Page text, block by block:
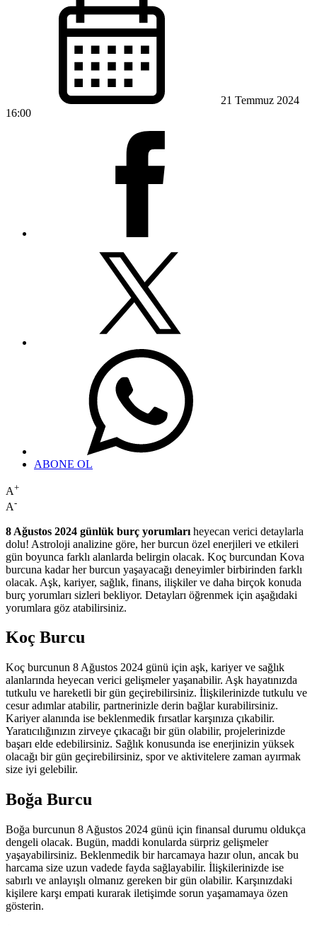
21 Temmuz 2024
16:00
ABONE OL
A+
A-
8 Ağustos 2024 günlük burç yorumları heyecan verici detaylarla
dolu! Astroloji analizine göre, her burcun özel enerjileri ve etkileri
gün boyunca farklı alanlarda belirgin olacak. Koç burcundan Kova
burcuna kadar her burcun yaşayacağı deneyimler birbirinden farklı
olacak. Aşk, kariyer, sağlık, finans, ilişkiler ve daha birçok konuda
burç yorumları sizleri bekliyor. Detayları öğrenmek için aşağıdaki
yorumlara göz atabilirsiniz.
Koç Burcu
Koç burcunun 8 Ağustos 2024 günü için aşk, kariyer ve sağlık
alanlarında heyecan verici gelişmeler yaşanabilir. Aşk hayatınızda
tutkulu ve hareketli bir gün geçirebilirsiniz. İlişkilerinizde tutkulu ve
cesur adımlar atabilir, partnerinizle derin bağlar kurabilirsiniz.
Kariyer alanında ise beklenmedik fırsatlar karşınıza çıkabilir.
Yaratıcılığınızın zirveye çıkacağı bir gün olabilir, projelerinizde
başarı elde edebilirsiniz. Sağlık konusunda ise enerjinizin yüksek
olacağı bir gün geçirebilirsiniz, spor ve aktivitelere zaman ayırmak
size iyi gelebilir.
Boğa Burcu
Boğa burcunun 8 Ağustos 2024 günü için finansal durumu oldukça
dengeli olacak. Bugün, maddi konularda sürpriz gelişmeler
yaşayabilirsiniz. Beklenmedik bir harcamaya hazır olun, ancak bu
harcama size uzun vadede fayda sağlayabilir. İlişkilerinizde ise
sabırlı ve anlayışlı olmanız gereken bir gün olabilir. Karşınızdaki
kişilere karşı empati kurarak iletişimde sorun yaşamamaya özen
gösterin.